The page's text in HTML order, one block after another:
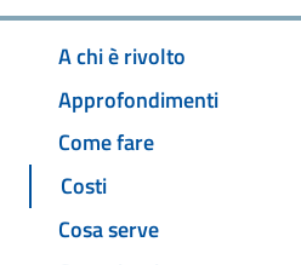
A chi è rivolto
Approfondimenti
Come fare
Costi
Cosa serve